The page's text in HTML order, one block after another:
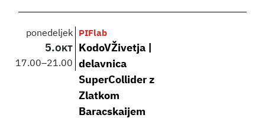
ponedeljek
5.OKT
17.00–21.00
PIFlab
KodoVŽivetja |
delavnica
SuperCollider z
Zlatkom
Baracskaijem